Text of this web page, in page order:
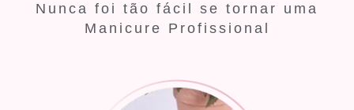
Nunca foi tão fácil se tornar uma
Manicure Profissional